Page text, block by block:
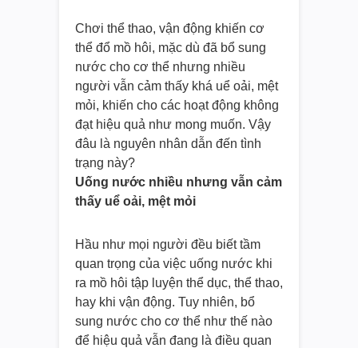
Chơi thể thao, vận động khiến cơ
thể đổ mồ hôi, mặc dù đã bổ sung
nước cho cơ thể nhưng nhiều
người vẫn cảm thấy khá uể oải, mệt
mỏi, khiến cho các hoạt động không
đạt hiệu quả như mong muốn. Vậy
đâu là nguyên nhân dẫn đến tình
trạng này?
Uống nước nhiều nhưng vẫn cảm
thấy uể oải, mệt mỏi
Hầu như mọi người đều biết tầm
quan trọng của việc uống nước khi
ra mồ hôi tập luyện thể dục, thể thao,
hay khi vận động. Tuy nhiên, bổ
sung nước cho cơ thể như thế nào
để hiệu quả vẫn đang là điều quan